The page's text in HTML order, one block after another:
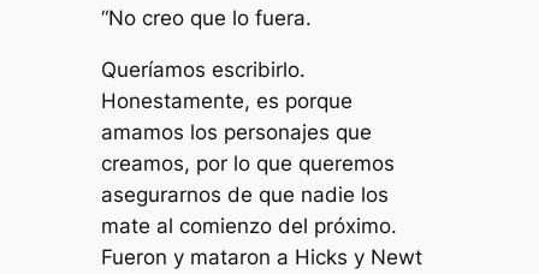
“No creo que lo fuera.
Queríamos escribirlo.
Honestamente, es porque
amamos los personajes que
creamos, por lo que queremos
asegurarnos de que nadie los
mate al comienzo del próximo.
Fueron y mataron a Hicks y Newt